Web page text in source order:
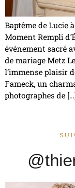
Baptême de Lucie
Moment Rempli
événement sacré
de mariage Metz
l’immense plaisir
Fameck, un
photographes de